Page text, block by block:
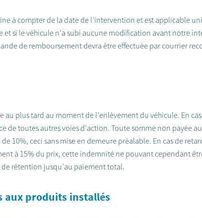
à compter de la date de l’intervention et est applicable
si le véhicule n’a subi aucune modification avant notre
de remboursement devra être effectuée par courrier
au plus tard au moment de l’enlèvement du véhicule. En
de toutes autres voies d’action. Toute somme non payée
ceci sans mise en demeure préalable. En cas de
à 15% du prix, cette indemnité ne pouvant cependant
rétention jusqu’au paiement total.
aux produits installés